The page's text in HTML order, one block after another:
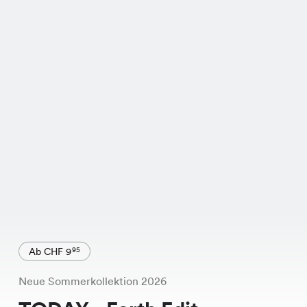
Ab CHF 995
Neue Sommerkollektion 2026